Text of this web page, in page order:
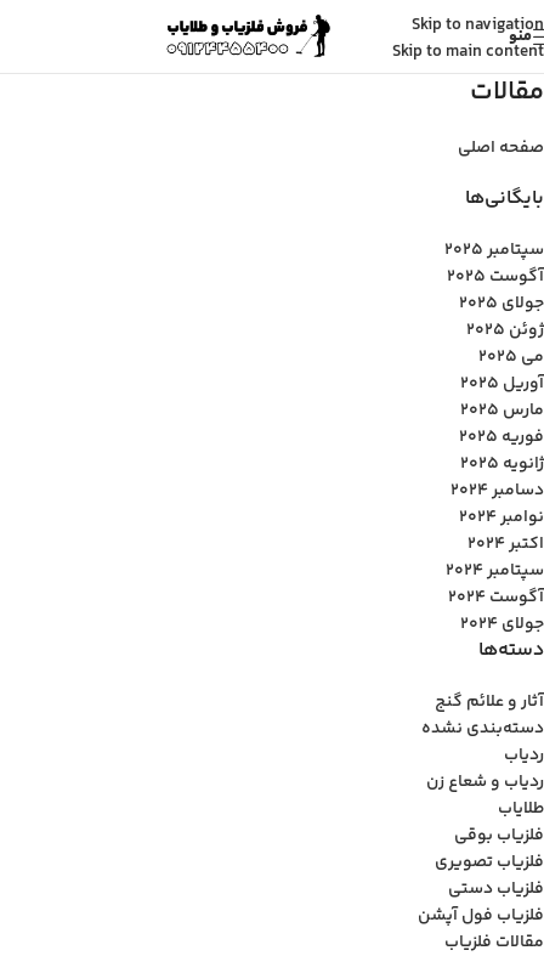
Skip to navigation
Skip to main content
منو
مقالات
صفحه اصلی
بایگانی‌ها
سپتامبر 2025
آگوست 2025
جولای 2025
ژوئن 2025
می 2025
آوریل 2025
مارس 2025
فوریه 2025
ژانویه 2025
دسامبر 2024
نوامبر 2024
اکتبر 2024
سپتامبر 2024
آگوست 2024
جولای 2024
دسته‌ها
آثار و علائم گنج
دسته‌بندی نشده
ردیاب
ردیاب و شعاع زن
طلایاب
فلزیاب بوقی
فلزیاب تصویری
فلزیاب دستی
فلزیاب فول آپشن
مقالات فلزیاب